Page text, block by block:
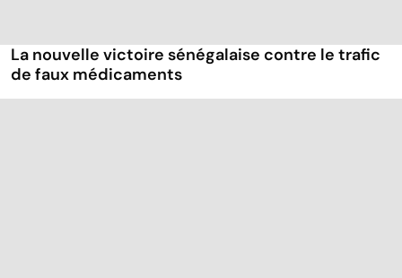
La nouvelle victoire sénégalaise contre le trafic
de faux médicaments